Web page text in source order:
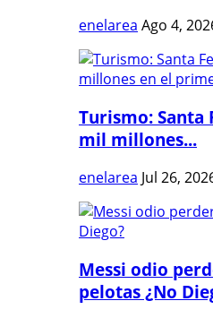
enelarea Ago 4,
Turismo: Santa
mil millones...
enelarea Jul 26,
Messi odio
pelotas ¿No